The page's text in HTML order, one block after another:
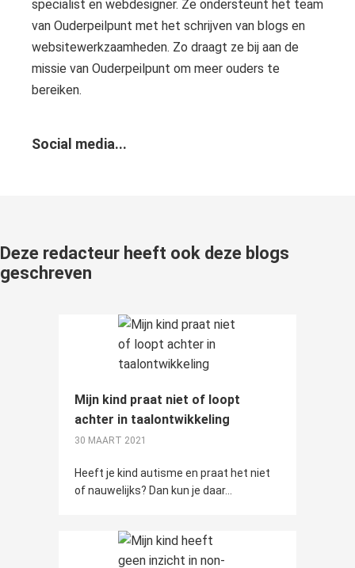
specialist en webdesigner. Ze ondersteunt het team
van Ouderpeilpunt met het schrijven van blogs en
websitewerkzaamheden. Zo draagt ze bij aan de
missie van Ouderpeilpunt om meer ouders te
bereiken.
Social media...
Deze redacteur heeft ook deze blogs
geschreven
Mijn kind praat niet of loopt
achter in taalontwikkeling
30 MAART 2021
Heeft je kind autisme en praat het niet
of nauwelijks? Dan kun je daar...